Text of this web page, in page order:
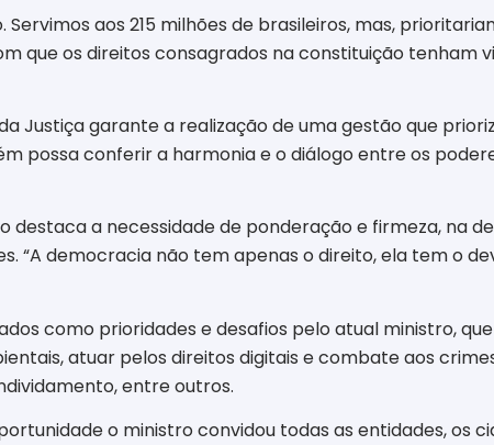
Servimos aos 215 milhões de brasileiros, mas,
que os direitos consagrados na constituição tenham
Justiça garante a realização de uma gestão que
possa conferir a harmonia e o diálogo entre os
a necessidade de ponderação e firmeza, na
“A democracia não tem apenas o direito, ela tem o
como prioridades e desafios pelo atual ministro,
atuar pelos direitos digitais e combate aos
entre outros.
o ministro convidou todas as entidades, os